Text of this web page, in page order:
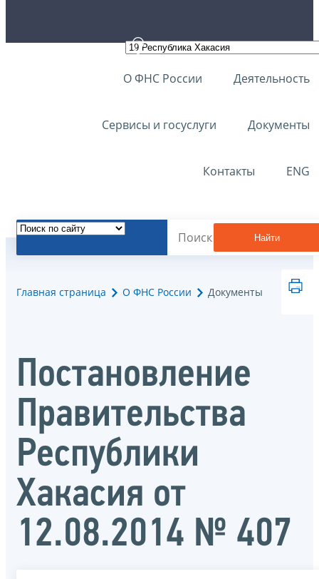
О ФНС России Деятельность
Сервисы и госуслуги Документы
Контакты ENG
Найти
Главная страница О ФНС России Документы
Постановление
Правительства
Республики
Хакасия от
12.08.2014 № 407